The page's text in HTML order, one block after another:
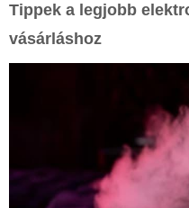
Tippek a legjobb
vásárláshoz